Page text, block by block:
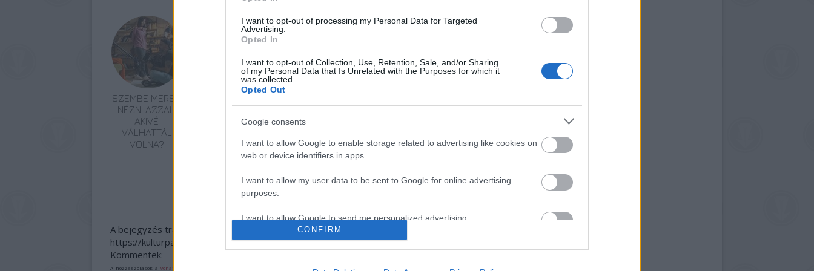
I want to opt-out of processing my Personal Data for Targeted
Advertising.
Opted In
I want to opt-out of Collection, Use, Retention, Sale, and/or Sharing
of my Personal Data that Is Unrelated with the Purposes for which it
was collected.
Opted Out
Google consents
I want to allow Google to enable storage related to advertising like cookies on
web or device identifiers in apps.
I want to allow my user data to be sent to Google for online advertising
purposes.
I want to allow Google to send me personalized advertising.
CONFIRM
SZEMBE MERSZ
NÉZNI AZZAL,
AKIVÉ
VÁLHATTÁL
VOLNA?
TERMÉSZETFELETTI
ERŐK ÉS
ELFELEDETT
SHELBY OAKS –
A GONOSZ
MAGYAR
ELŐZETESE
SÁRKÁNYOK,
ROSSZFIÚK – A
LEGKEDVELTEBB
MOZIJA
ŐRÜLT FILM: JÖN
LEGJOBBAN
CINEFESTEN
A bejegyzés trackback címe:
https://kulturpart.hu/api/trackback/id/7852818
Kommentek:
A hozzászólások avonatkozó jogszabályok értelmében felhasználói tartalomnak minősülnek, értük a üzemeltetője semmilyen